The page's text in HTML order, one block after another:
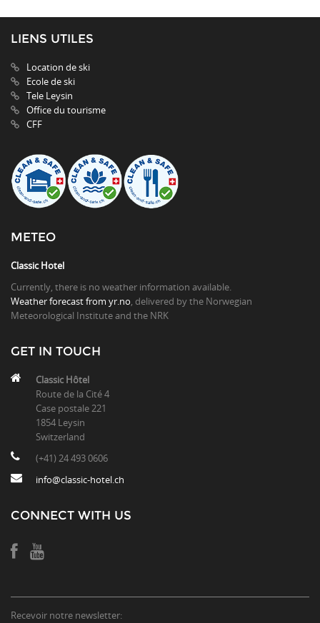
LIENS UTILES
Location de ski
Ecole de ski
Tele Leysin
Office du tourisme
CFF
METEO
Classic Hotel
Currently, there is no weather information available.
Weather forecast from yr.no , delivered by the Norwegian
Meteorological Institute and the NRK
GET IN TOUCH
Classic Hôtel
Route de la Cité 4
Case postale 221
1854 Leysin
Switzerland
(+41) 24 493 0606
info@classic-hotel.ch
CONNECT WITH US
Recevoir notre newsletter: